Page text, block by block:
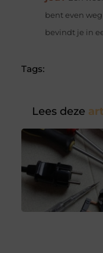
bent even
bevindt je in
Tags:
Lees deze